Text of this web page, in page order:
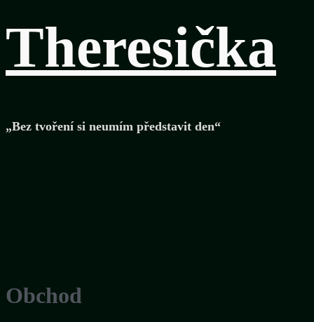
Theresička
„Bez tvoření si neumím představit den“
Obchod